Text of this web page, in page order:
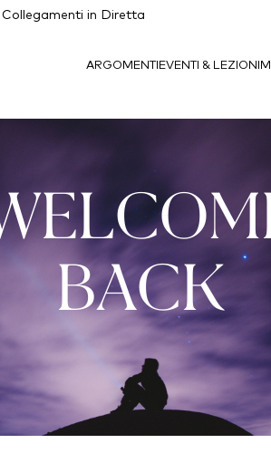
Collegamenti in Diretta
ARGOMENTI EVENTI & LEZIONI
BACK